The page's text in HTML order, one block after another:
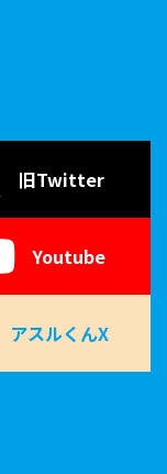
旧Twitter
Youtube
アスルくんX